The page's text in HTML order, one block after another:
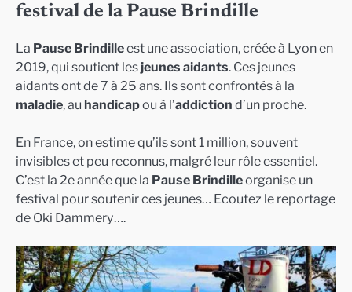
festival de la Pause Brindille
La Pause Brindilleest une association, créée à Lyon en
2019, qui soutient lesjeunes aidants. Ces jeunes
aidants ont de 7 à 25 ans. Ils sont confrontés à la
maladie, au handicapou à l’addiction d’un proche.
En France, on estime qu’ils sont 1 million, souvent
invisibles et peu reconnus, malgré leur rôle essentiel.
C’est la 2e année que la Pause Brindilleorganise un
festival pour soutenir ces jeunes… Ecoutez le reportage
de Oki Dammery….